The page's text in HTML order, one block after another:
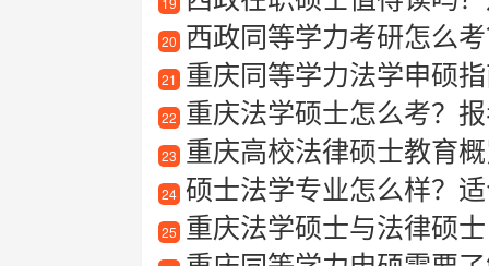
20 西政同等学力考研怎么
21 重庆同等学力法学申硕指南
22 重庆法学硕士怎么考？
23 重庆高校法律硕士教育
24 硕士法学专业怎么样？
25 重庆法学硕士与法律硕士